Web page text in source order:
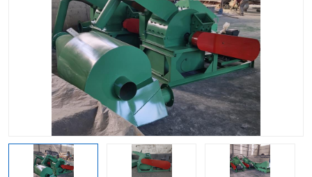
颗粒冷却机 颗粒燃烧机
滚筒筛 滚筒筛分机
锯末滚筒筛